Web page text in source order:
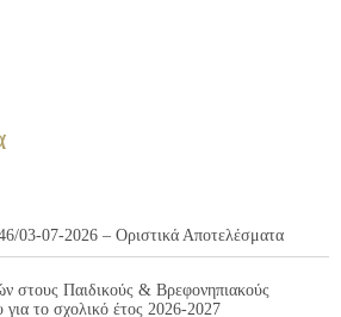
03-07-2026 – Οριστικά Αποτελέσματα
στους Παιδικούς & Βρεφονηπιακούς
το σχολικό έτος 2026-2027